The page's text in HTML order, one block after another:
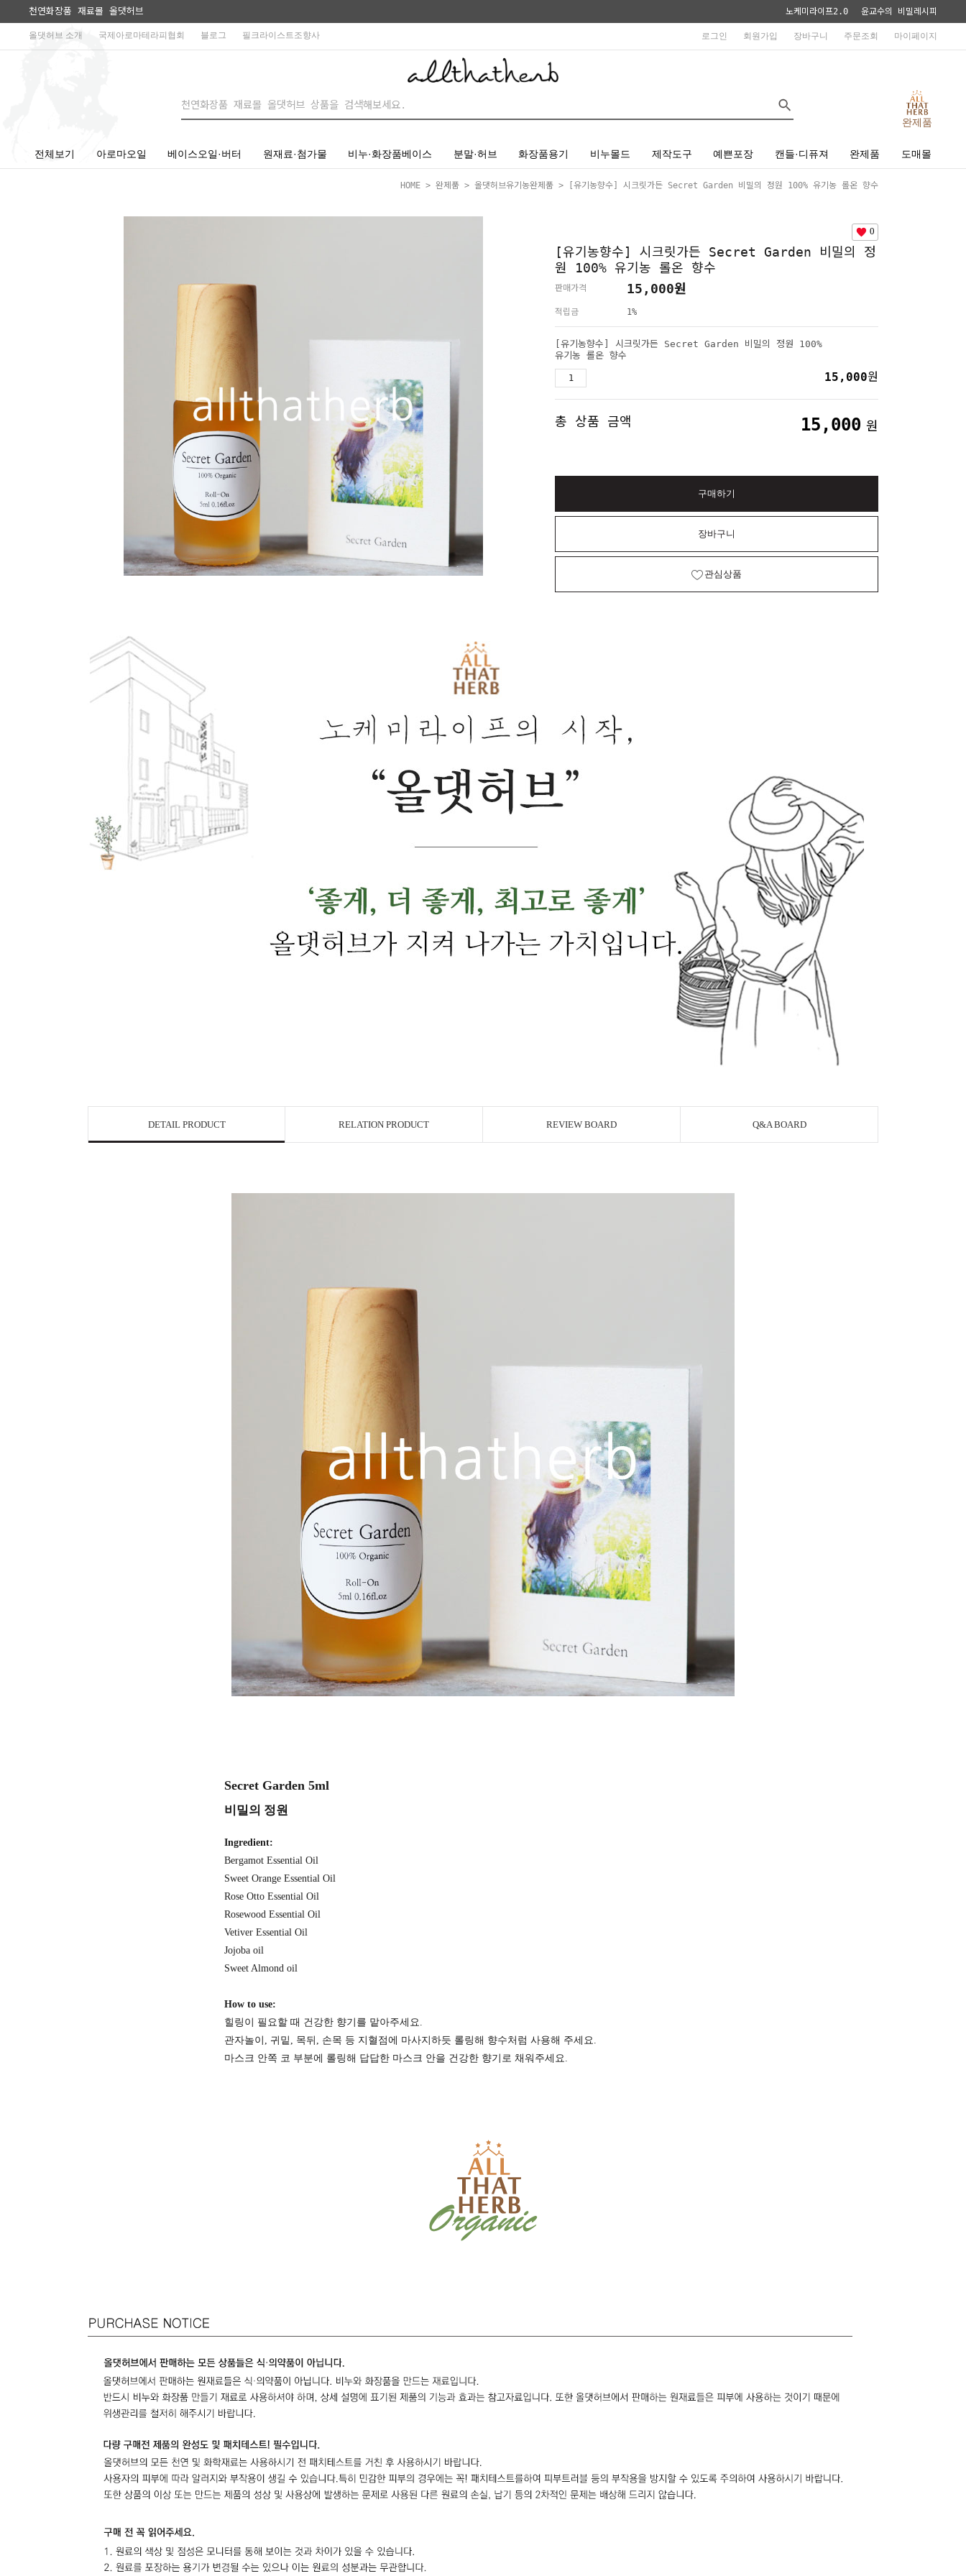
천연화장품 재료몰 올댓허브 노케미라이프2.0 윤교수의 비밀레시피
올댓허브 소개 국제아로마테라피협회 블로그 필크라이스트조향사 로그인 회원가입 장바구니 주문조회 마이페이지
완제품
전체보기 아로마오일 베이스오일·버터 원재료·첨가물 비누·화장품베이스 분말·허브 화장품용기 비누몰드 제작도구 예쁜포장 캔들·디퓨져 완제품 도매몰
HOME > 완제품 > 올댓허브유기농완제품 > [유기농향수] 시크릿가든 Secret Garden 비밀의 정원 100% 유기농 롤온 향수
0
[유기농향수] 시크릿가든 Secret Garden 비밀의 정
원 100% 유기농 롤온 향수
판매가격 15,000원
적립금 1%
[유기농향수] 시크릿가든 Secret Garden 비밀의 정원 100%
유기농 롤온 향수
15,000원
총 상품 금액 15,000 원
구매하기
장바구니
관심상품
DETAIL PRODUCT RELATION PRODUCT REVIEW BOARD Q&A BOARD
Secret Garden 5ml
비밀의 정원
Ingredient:
Bergamot Essential Oil
Sweet Orange Essential Oil
Rose Otto Essential Oil
Rosewood Essential Oil
Vetiver Essential Oil
Jojoba oil
Sweet Almond oil
How to use:
힐링이 필요할 때 건강한 향기를 맡아주세요.
관자놀이, 귀밑, 목뒤, 손목 등 지혈점에 마사지하듯 롤링해 향수처럼 사용해 주세요.
마스크 안쪽 코 부분에 롤링해 답답한 마스크 안을 건강한 향기로 채워주세요.